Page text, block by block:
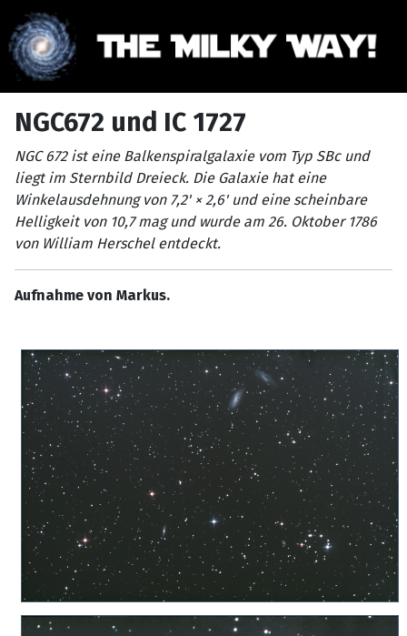
NGC672 und IC 1727
NGC 672 ist eine Balkenspiralgalaxie vom Typ SBc und
liegt im Sternbild Dreieck. Die Galaxie hat eine
Winkelausdehnung von 7,2' × 2,6' und eine scheinbare
Helligkeit von 10,7 mag und wurde am 26. Oktober 1786
von William Herschel entdeckt.
Aufnahme von Markus.